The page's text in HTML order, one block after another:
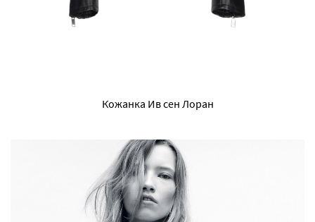
Кожанка Ив сен Лоран